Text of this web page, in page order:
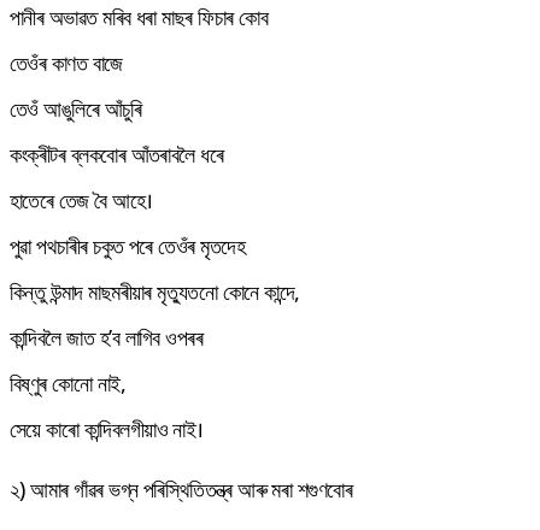
পানীৰ অভাৱত মৰিব ধৰা মাছৰ ফিচাৰ কোব
তেওঁৰ কাণত বাজে
তেওঁ আঙুলিৰে আঁচুৰি
কংক্ৰীটৰ ব্লকবোৰ আঁতৰাবলৈ ধৰে
হাতেৰে তেজ বৈ আহে।
পুৱা পথচাৰীৰ চকুত পৰে তেওঁৰ মৃতদেহ
কিন্তু উন্মাদ মাছমৰীয়াৰ মৃত্যুতনো কোনে কান্দে,
কান্দিবলৈ জাত হ’ব লাগিব ওপৰৰ
বিষ্ণুৰ কোনো নাই,
সেয়ে কাৰো কান্দিবলগীয়াও নাই।
২) আমাৰ গাঁৱৰ ভগ্ন পৰিস্থিতিতন্ত্ৰ আৰু মৰা শগুণবোৰ